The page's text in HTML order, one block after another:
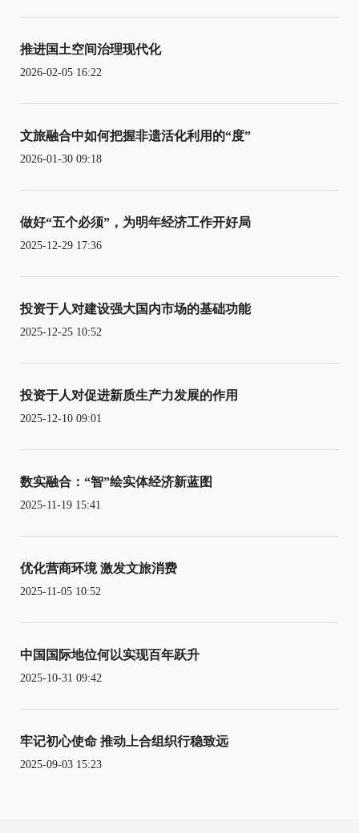
推进国土空间治理现代化
2026-02-05 16:22
文旅融合中如何把握非遗活化利用的“度”
2026-01-30 09:18
做好“五个必须”，为明年经济工作开好局
2025-12-29 17:36
投资于人对建设强大国内市场的基础功能
2025-12-25 10:52
投资于人对促进新质生产力发展的作用
2025-12-10 09:01
数实融合：“智”绘实体经济新蓝图
2025-11-19 15:41
优化营商环境 激发文旅消费
2025-11-05 10:52
中国国际地位何以实现百年跃升
2025-10-31 09:42
牢记初心使命 推动上合组织行稳致远
2025-09-03 15:23